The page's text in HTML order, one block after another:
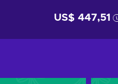
US$ 447,51